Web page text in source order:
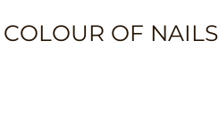
OF NAILS